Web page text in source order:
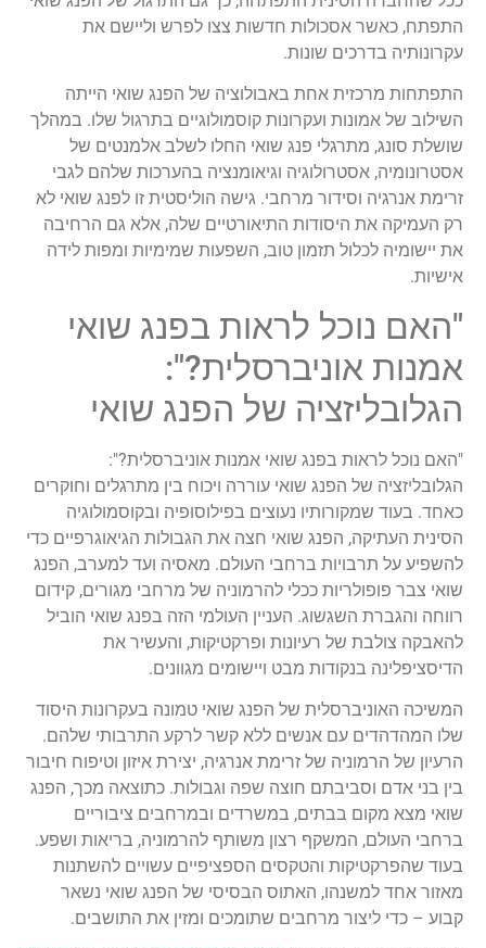
התפתח, כאשר אסכולות חדשות צצו לפרש וליישם את
עקרונותיה בדרכים שונות.
התפתחות מרכזית אחת באבולוציה של הפנג שואי הייתה
השילוב של אמונות ועקרונות קוסמולוגיים בתרגול שלו. במהלך
שושלת סונג, מתרגלי פנג שואי החלו לשלב אלמנטים של
אסטרונומיה, אסטרולוגיה וגיאומנציה בהערכות שלהם לגבי
זרימת אנרגיה וסידור מרחבי. גישה הוליסטית זו לפנג שואי לא
רק העמיקה את היסודות התיאורטיים שלה, אלא גם הרחיבה
את יישומיה לכלול תזמון טוב, השפעות שמימיות ומפות לידה
אישיות.
"האם נוכל לראות בפנג שואי
אמנות אוניברסלית?":
הגלובליזציה של הפנג שואי
"האם נוכל לראות בפנג שואי אמנות אוניברסלית?":
הגלובליזציה של הפנג שואי עוררה ויכוח בין מתרגלים וחוקרים
כאחד. בעוד שמקורותיו נעוצים בפילוסופיה ובקוסמולוגיה
הסינית העתיקה, הפנג שואי חצה את הגבולות הגיאוגרפיים כדי
להשפיע על תרבויות ברחבי העולם. מאסיה ועד למערב, הפנג
שואי צבר פופולריות ככלי להרמוניה של מרחבי מגורים, קידום
רווחה והגברת השגשוג. העניין העולמי הזה בפנג שואי הוביל
להאבקה צולבת של רעיונות ופרקטיקות, והעשיר את
הדיסציפלינה בנקודות מבט ויישומים מגוונים.
המשיכה האוניברסלית של הפנג שואי טמונה בעקרונות היסוד
שלו המהדהדים עם אנשים ללא קשר לרקע התרבותי שלהם.
הרעיון של הרמוניה של זרימת אנרגיה, יצירת איזון וטיפוח חיבור
בין בני אדם וסביבתם חוצה שפה וגבולות. כתוצאה מכך, הפנג
שואי מצא מקום בבתים, במשרדים ובמרחבים ציבוריים
ברחבי העולם, המשקף רצון משותף להרמוניה, בריאות ושפע.
בעוד שהפרקטיקות והטקסים הספציפיים עשויים להשתנות
מאזור אחד למשנהו, האתוס הבסיסי של הפנג שואי נשאר
קבוע – כדי ליצור מרחבים שתומכים ומזין את התושבים.